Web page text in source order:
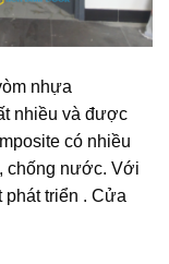
nhựa
nhiều và được
có nhiều
chống nước. Với
phát triển . Cửa